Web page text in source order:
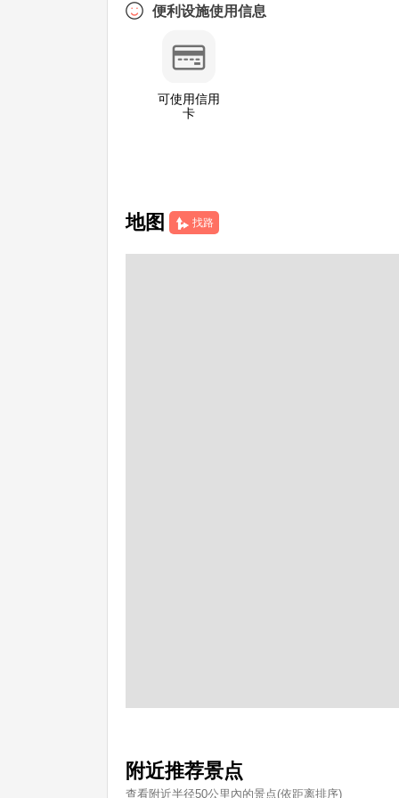
便利设施使用信息
可使用信用
卡
地图 找路
附近推荐景点
查看附近半径50公里內的景点(依距离排序)